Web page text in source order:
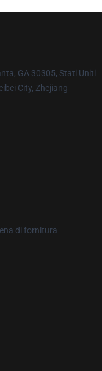
GA 30305, Stati Uniti
City, Zhejiang
di fornitura